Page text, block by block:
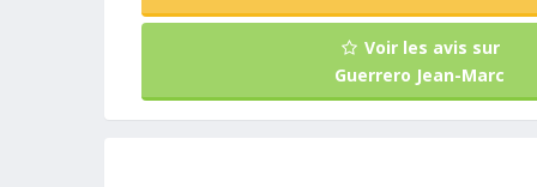
Voir les avis sur
Guerrero Jean-Marc